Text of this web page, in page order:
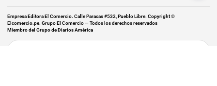
Empresa Editora El Comercio. Calle Paracas #532, Pueblo Libre. Copyright ©
Elcomercio.pe. Grupo El Comercio — Todos los derechos reservados
Miembro del Grupo de Diarios América